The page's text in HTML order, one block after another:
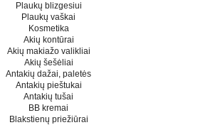
Plaukų blizgesiui
Plaukų vaškai
Kosmetika
Akių kontūrai
Akių makiažo valikliai
Akių šešėliai
Antakių dažai, paletės
Antakių pieštukai
Antakių tušai
BB kremai
Blakstienų priežiūrai